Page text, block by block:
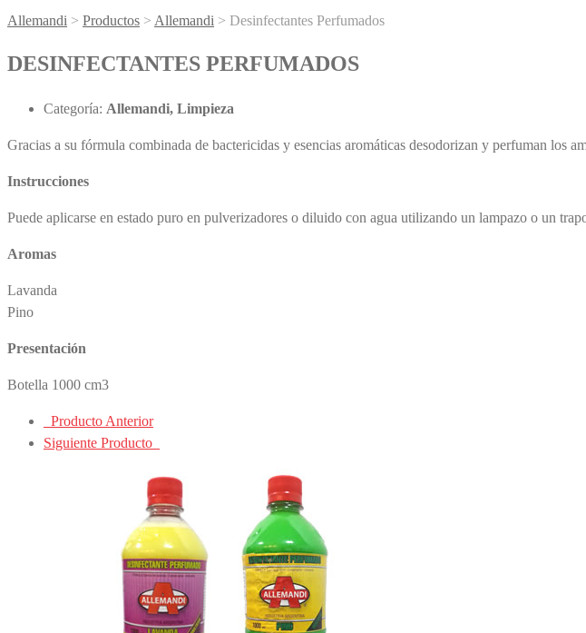
Allemandi > Productos > Allemandi > Desinfectantes Perfumados
DESINFECTANTES PERFUMADOS
Categoría: Allemandi, Limpieza
Gracias a su fórmula combinada de bactericidas y esencias aromáticas desodorizan y perfuman los
Instrucciones
Puede aplicarse en estado puro en pulverizadores o diluido con agua utilizando un lampazo o un
Aromas
Lavanda
Pino
Presentación
Botella 1000 cm3
Producto Anterior
Siguiente Producto